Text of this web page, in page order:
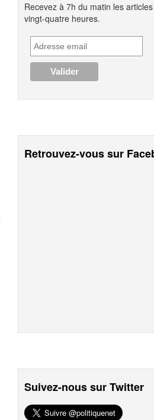
Recevez à 7h du matin les
vingt-quatre heures.
Retrouvez-vous sur
Suivez-nous sur Twitter